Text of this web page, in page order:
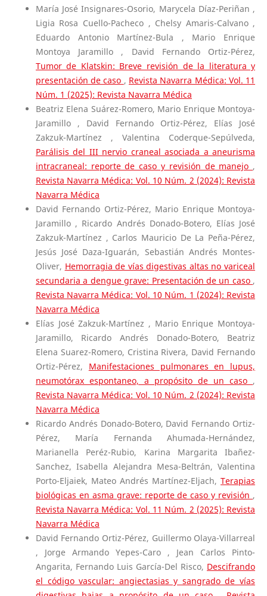
María José Insignares-Osorio, Marycela Díaz-Periñan ,
Ligia Rosa Cuello-Pacheco , Chelsy Amaris-Calvano ,
Eduardo Antonio Martínez-Bula , Mario Enrique
Montoya Jaramillo , David Fernando Ortiz-Pérez,
Tumor de Klatskin: Breve revisión de la literatura y
presentación de caso , Revista Navarra Médica: Vol. 11
Núm. 1 (2025): Revista Navarra Médica
Beatriz Elena Suárez-Romero, Mario Enrique Montoya-
Jaramillo , David Fernando Ortiz-Pérez, Elías José
Zakzuk-Martínez , Valentina Coderque-Sepúlveda,
Parálisis del III nervio craneal asociada a aneurisma
intracraneal: reporte de caso y revisión de manejo ,
Revista Navarra Médica: Vol. 10 Núm. 2 (2024): Revista
Navarra Médica
David Fernando Ortiz-Pérez, Mario Enrique Montoya-
Jaramillo , Ricardo Andrés Donado-Botero, Elías José
Zakzuk-Martínez , Carlos Mauricio De La Peña-Pérez,
Jesús José Daza-Iguarán, Sebastián Andrés Montes-
Oliver, Hemorragia de vías digestivas altas no variceal
secundaria a dengue grave: Presentación de un caso ,
Revista Navarra Médica: Vol. 10 Núm. 1 (2024): Revista
Navarra Médica
Elías José Zakzuk-Martínez , Mario Enrique Montoya-
Jaramillo, Ricardo Andrés Donado-Botero, Beatriz
Elena Suarez-Romero, Cristina Rivera, David Fernando
Ortiz-Pérez, Manifestaciones pulmonares en lupus,
neumotórax espontaneo, a propósito de un caso ,
Revista Navarra Médica: Vol. 10 Núm. 2 (2024): Revista
Navarra Médica
Ricardo Andrés Donado-Botero, David Fernando Ortiz-
Pérez, María Fernanda Ahumada-Hernández,
Marianella Peréz-Rubio, Karina Margarita Ibañez-
Sanchez, Isabella Alejandra Mesa-Beltrán, Valentina
Porto-Eljaiek, Mateo Andrés Martínez-Eljach,Terapias
biológicas en asma grave: reporte de caso y revisión ,
Revista Navarra Médica: Vol. 11 Núm. 2 (2025): Revista
Navarra Médica
David Fernando Ortiz-Pérez, Guillermo Olaya-Villarreal
, Jorge Armando Yepes-Caro , Jean Carlos Pinto-
Angarita, Fernando Luis García-Del Risco, Descifrando
el código vascular: angiectasias y sangrado de vías